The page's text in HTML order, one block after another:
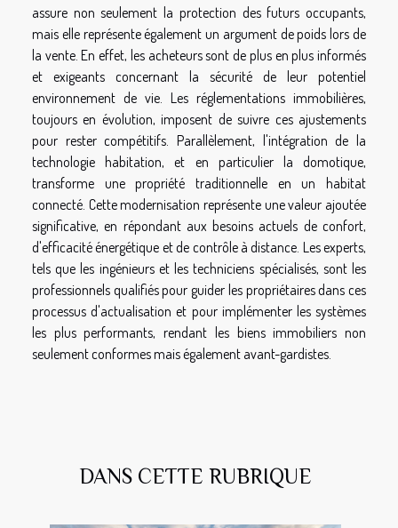
assure non seulement la protection des futurs occupants,
mais elle représente également un argument de poids lors de
la vente. En effet, les acheteurs sont de plus en plus informés
et exigeants concernant la sécurité de leur potentiel
environnement de vie. Les réglementations immobilières,
toujours en évolution, imposent de suivre ces ajustements
pour rester compétitifs. Parallèlement, l'intégration de la
technologie habitation, et en particulier la domotique,
transforme une propriété traditionnelle en un habitat
connecté. Cette modernisation représente une valeur ajoutée
significative, en répondant aux besoins actuels de confort,
d'efficacité énergétique et de contrôle à distance. Les experts,
tels que les ingénieurs et les techniciens spécialisés, sont les
professionnels qualifiés pour guider les propriétaires dans ces
processus d'actualisation et pour implémenter les systèmes
les plus performants, rendant les biens immobiliers non
seulement conformes mais également avant-gardistes.
DANS CETTE RUBRIQUE